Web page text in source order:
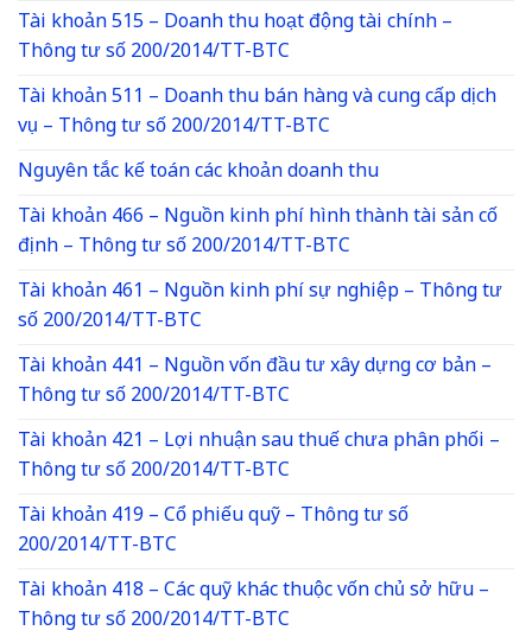
Tài khoản 515 – Doanh thu hoạt động tài chính –
Thông tư số 200/2014/TT-BTC
Tài khoản 511 – Doanh thu bán hàng và cung cấp dịch
vụ – Thông tư số 200/2014/TT-BTC
Nguyên tắc kế toán các khoản doanh thu
Tài khoản 466 – Nguồn kinh phí hình thành tài sản cố
định – Thông tư số 200/2014/TT-BTC
Tài khoản 461 – Nguồn kinh phí sự nghiệp – Thông tư
số 200/2014/TT-BTC
Tài khoản 441 – Nguồn vốn đầu tư xây dựng cơ bản –
Thông tư số 200/2014/TT-BTC
Tài khoản 421 – Lợi nhuận sau thuế chưa phân phối –
Thông tư số 200/2014/TT-BTC
Tài khoản 419 – Cổ phiếu quỹ – Thông tư số
200/2014/TT-BTC
Tài khoản 418 – Các quỹ khác thuộc vốn chủ sở hữu –
Thông tư số 200/2014/TT-BTC